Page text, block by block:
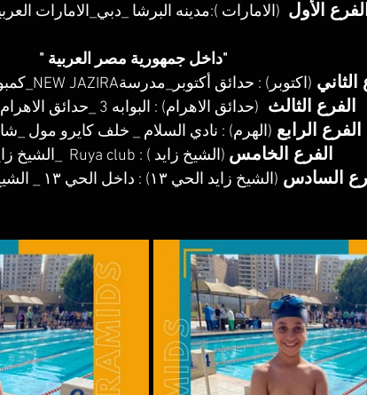
الأول (الامارات ):مدينه البرشا _دبي_الامارات
الثاني (اكتوبر) : حدائق أكتوبر_مدرسةNEW JAZIRA_كمبوند دجلة جاردنز.
الفرع الثالث (حدائق الاهرام) : البوابه 3 _حدائق الاهرام _الجيزة.
الفرع الرابع (الهرم) : نادي السلام _ خلف كايرو مول
الفرع الخامس (الشيخ زايد ) : Ruya club  _الشيخ زايد 6.
السادس (الشيخ زايد الحي ١٣) : داخل الحي ١٣ _ الشيخ زايد سيتي.